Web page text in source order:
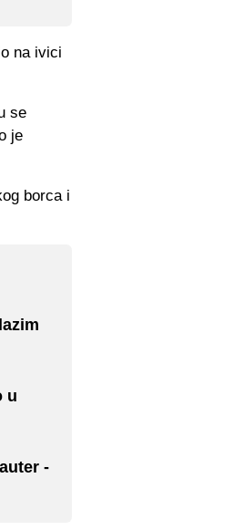
na ivici
se
je
borca i
u
-